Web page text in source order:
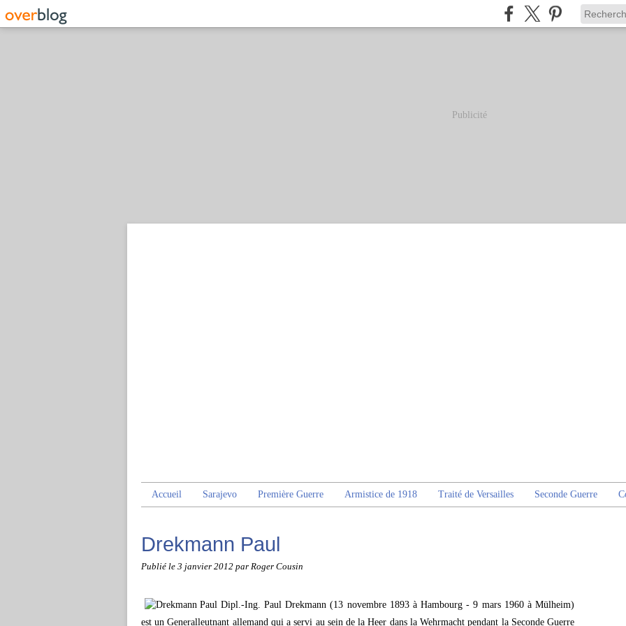
Publicité
Accueil Sarajevo Première Guerre Armistice de 1918 Traité de Versailles Seconde Guerre
Drekmann Paul
Publié le 3 janvier 2012 par Roger Cousin
Dipl.-Ing. Paul Drekmann (13 novembre 1893 à Hambourg - 9 mars 1960 à Mülheim)
est un Generalleutnant allemand qui a servi au sein de la Heer dans la Wehrmacht pendant la Seconde Guerre